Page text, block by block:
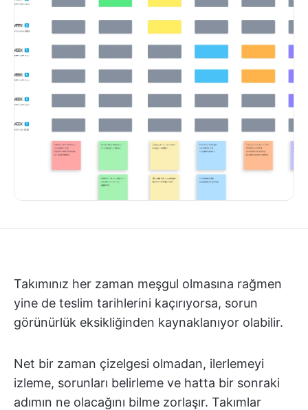
Takımınız her zaman meşgul olmasına rağmen
yine de teslim tarihlerini kaçırıyorsa, sorun
görünürlük eksikliğinden kaynaklanıyor olabilir.
Net bir zaman çizelgesi olmadan, ilerlemeyi
izleme, sorunları belirleme ve hatta bir sonraki
adımın ne olacağını bilme zorlaşır. Takımlar